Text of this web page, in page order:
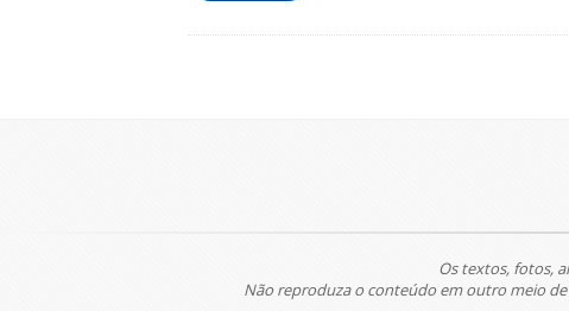
Os textos, fotos,
Não reproduza o conteúdo em outro meio